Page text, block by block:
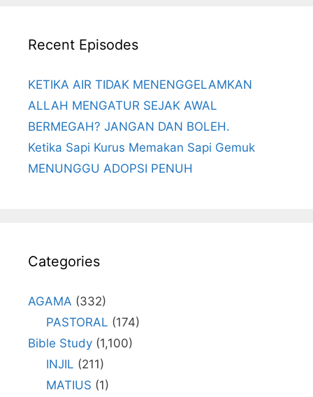
Recent Episodes
KETIKA AIR TIDAK MENENGGELAMKAN
ALLAH MENGATUR SEJAK AWAL
BERMEGAH? JANGAN DAN BOLEH.
Ketika Sapi Kurus Memakan Sapi Gemuk
MENUNGGU ADOPSI PENUH
Categories
AGAMA (332)
PASTORAL (174)
Bible Study (1,100)
INJIL (211)
MATIUS (1)